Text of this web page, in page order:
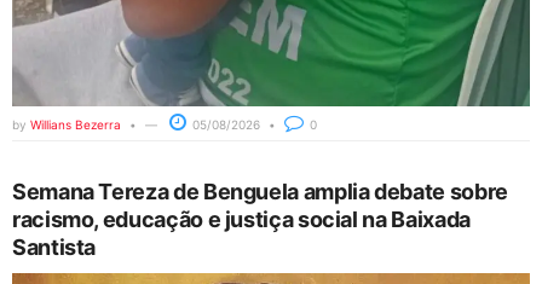
by Willians Bezerra 05/08/2026 0
Semana Tereza de Benguela amplia debate sobre
racismo, educação e justiça social na Baixada
Santista